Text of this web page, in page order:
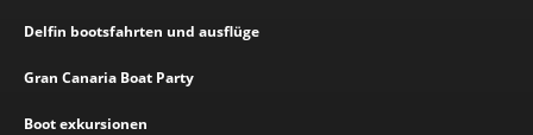
Delfin bootsfahrten und ausflüge
Gran Canaria Boat Party
Boot exkursionen